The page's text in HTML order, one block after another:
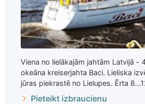
Viena no lielākajām jahtām Latvijā -
okeāna kreiserjahta Baci. Lieliska
jūras piekrastē no Lielupes. Ērta
Pieteikt izbraucienu